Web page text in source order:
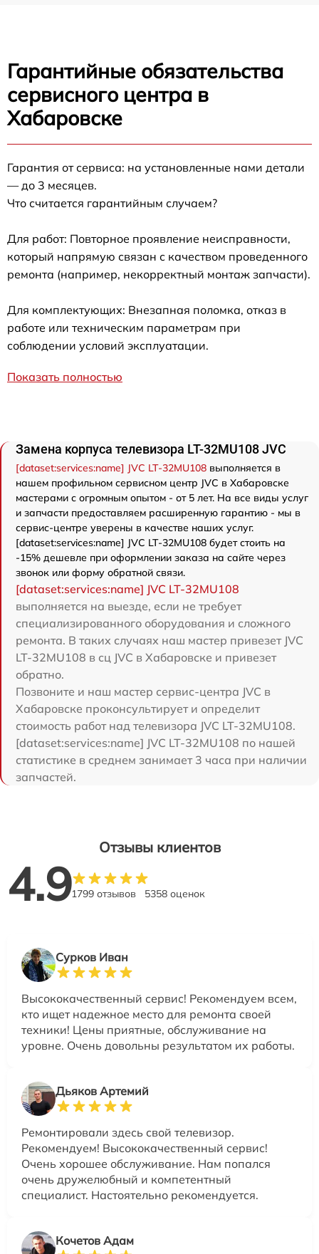
Гарантийные обязательства
сервисного центра в
Хабаровске
Гарантия от сервиса: на установленные нами детали
— до 3 месяцев.
Что считается гарантийным случаем?
Для работ: Повторное проявление неисправности,
который напрямую связан с качеством проведенного
ремонта (например, некорректный монтаж запчасти).
Для комплектующих: Внезапная поломка, отказ в
работе или техническим параметрам при
соблюдении условий эксплуатации.
Показать полностью
Замена корпуса телевизора LT-32MU108 JVC
[dataset:services:name] JVC LT-32MU108 выполняется в
нашем профильном сервисном центр JVC в Хабаровске
мастерами с огромным опытом - от 5 лет. На все виды услуг
и запчасти предоставляем расширенную гарантию - мы в
сервис-центре уверены в качестве наших услуг.
[dataset:services:name] JVC LT-32MU108 будет стоить на
-15% дешевле при оформлении заказа на сайте через
звонок или форму обратной связи.
[dataset:services:name] JVC LT-32MU108
выполняется на выезде, если не требует
специализированного оборудования и сложного
ремонта. В таких случаях наш мастер привезет JVC
LT-32MU108 в сц JVC в Хабаровске и привезет
обратно.
Позвоните и наш мастер сервис-центра JVC в
Хабаровске проконсультирует и определит
стоимость работ над телевизора JVC LT-32MU108.
[dataset:services:name] JVC LT-32MU108 по нашей
статистике в среднем занимает 3 часа при наличии
запчастей.
Отзывы клиентов
4.91799 отзывов 5358 оценок
Сурков Иван
Высококачественный сервис! Рекомендуем всем,
кто ищет надежное место для ремонта своей
техники! Цены приятные, обслуживание на
уровне. Очень довольны результатом их работы.
Дьяков Артемий
Ремонтировали здесь свой телевизор.
Рекомендуем! Высококачественный сервис!
Очень хорошее обслуживание. Нам попался
очень дружелюбный и компетентный
специалист. Настоятельно рекомендуется.
Кочетов Адам